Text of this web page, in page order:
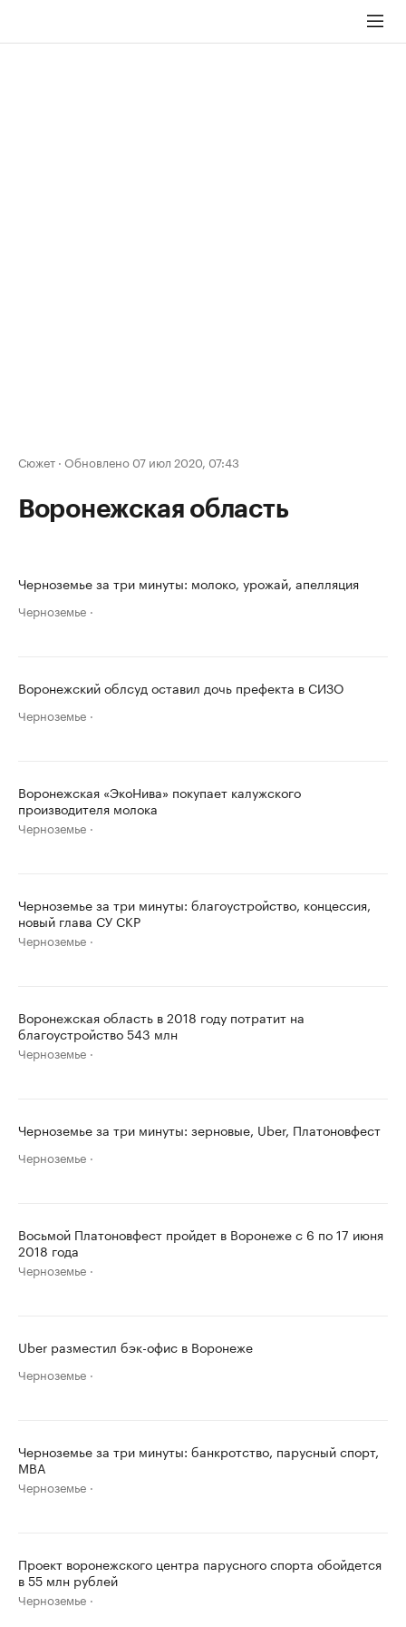
Сюжет · Обновлено 07 июл 2020, 07:43
Воронежская область
Черноземье за три минуты: молоко, урожай, апелляция
Черноземье
Воронежский облсуд оставил дочь префекта в СИЗО
Черноземье
Воронежская «ЭкоНива» покупает калужского
производителя молока
Черноземье
Черноземье за три минуты: благоустройство, концессия,
новый глава СУ СКР
Черноземье
Воронежская область в 2018 году потратит на
благоустройство 543 млн
Черноземье
Черноземье за три минуты: зерновые, Uber, Платоновфест
Черноземье
Восьмой Платоновфест пройдет в Воронеже с 6 по 17 июня
2018 года
Черноземье
Uber разместил бэк-офис в Воронеже
Черноземье
Черноземье за три минуты: банкротство, парусный спорт,
MBA
Черноземье
Проект воронежского центра парусного спорта обойдется
в 55 млн рублей
Черноземье